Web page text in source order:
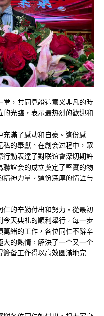
堂，共同見證這意义非凡的時
光臨，表示最热烈的歡迎和
充滿了感动和自豪。這份感
的奉獻。在創会过程中，眾
行動表達了對联谊會深切期許
誼会的成立奠定了堅實的物
神力量。這份深厚的情誼与
的辛勤付出和努力。從最初
今天典礼的順利舉行，每一步
緒的工作，各位同仁不辭辛
的熱情，解決了一个又一个
籌备工作得以高效圆滿地完